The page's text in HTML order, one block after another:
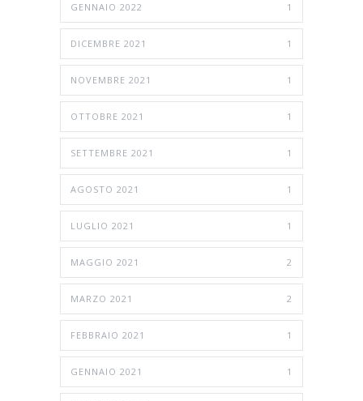
GENNAIO 2022 1
DICEMBRE 2021 1
NOVEMBRE 2021 1
OTTOBRE 2021 1
SETTEMBRE 2021 1
AGOSTO 2021 1
LUGLIO 2021 1
MAGGIO 2021 2
MARZO 2021 2
FEBBRAIO 2021 1
GENNAIO 2021 1